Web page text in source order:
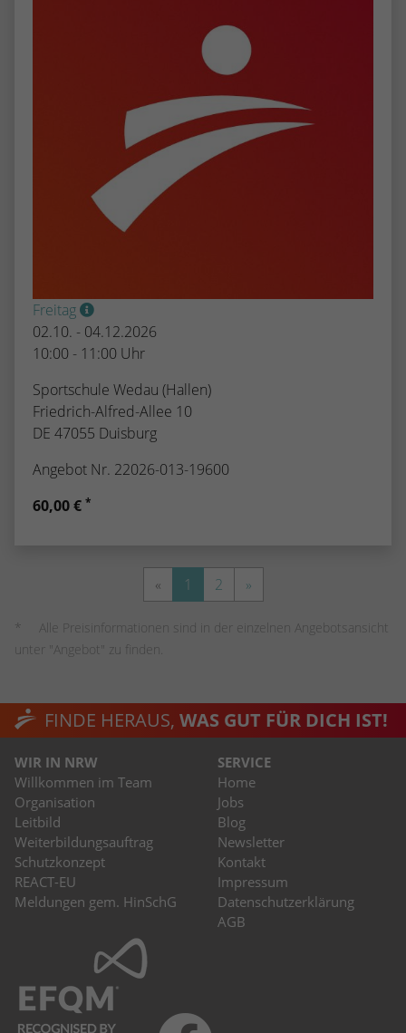
Freitag
02.10. - 04.12.2026
10:00 - 11:00 Uhr
Sportschule Wedau (Hallen)
Friedrich-Alfred-Allee 10
DE 47055 Duisburg
Angebot Nr. 22026-013-19600
60,00 € *
« 1 2 »
Alle Preisinformationen sind in der einzelnen Angebotsansicht
unter "Angebot" zu finden.
FINDE HERAUS, WAS GUT FÜR DICH IST!
WIR IN NRW
Willkommen im Team
Organisation
Leitbild
Weiterbildungsauftrag
Schutzkonzept
REACT-EU
Meldungen gem. HinSchG
SERVICE
Home
Jobs
Blog
Newsletter
Kontakt
Impressum
Datenschutzerklärung
AGB